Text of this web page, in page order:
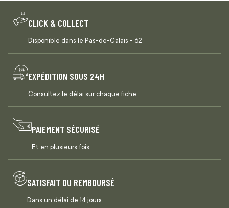
CLICK & COLLECT
Disponible dans le Pas-de-Calais - 62
EXPÉDITION SOUS 24H
Consultez le délai sur chaque fiche
PAIEMENT SÉCURISÉ
Et en plusieurs fois
SATISFAIT OU REMBOURSÉ
Dans un délai de 14 jours